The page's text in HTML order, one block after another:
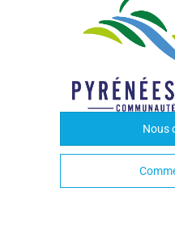
Nous